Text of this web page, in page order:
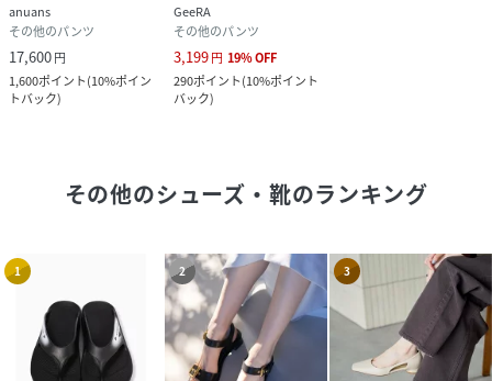
anuans
その他のパンツ
17,600円
1,600ポイント(10%ポイン
トバック)
GeeRA
その他のパンツ
3,199円 19%OFF
290ポイント(10%ポイント
バック)
その他のシューズ・靴のランキング
1 2 3